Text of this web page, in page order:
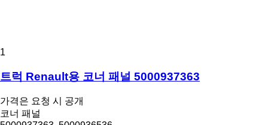
1
트럭 Renault용 코너 패널 5000937363
가격은 요청 시 공개
코너 패널